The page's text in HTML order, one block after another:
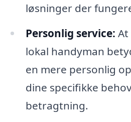
løsninger der
Personlig service:
lokal handyman
en mere personlig
dine specifikke
betragtning.